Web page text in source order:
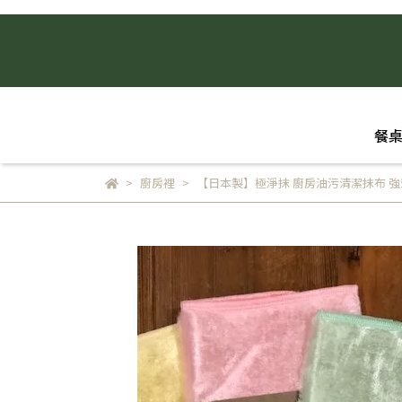
餐
廚房裡 【日本製】極淨抹 廚房油污清潔抹布